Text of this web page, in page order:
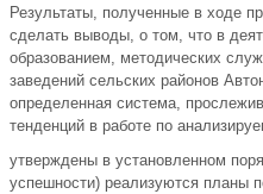
Результаты, полученные в ходе
сделать выводы, о том, что в
образованием, методических
заведений сельских районов
определенная система,
тенденций в работе по
утверждены в установленном
успешности) реализуются планы